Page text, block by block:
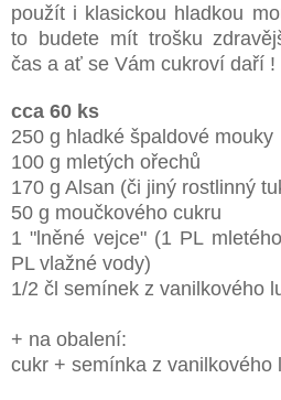
použít i klasickou hladkou
to budete mít trošku
čas a ať se Vám cukroví daří !
cca 60 ks
250 g hladké špaldové mouky
100 g mletých ořechů
170 g Alsan (či jiný rostlinný
50 g moučkového cukru
1 "lněné vejce" (1 PL
PL vlažné vody)
1/2 čl semínek z vanilkového
+ na obalení:
cukr + semínka z vanilkového